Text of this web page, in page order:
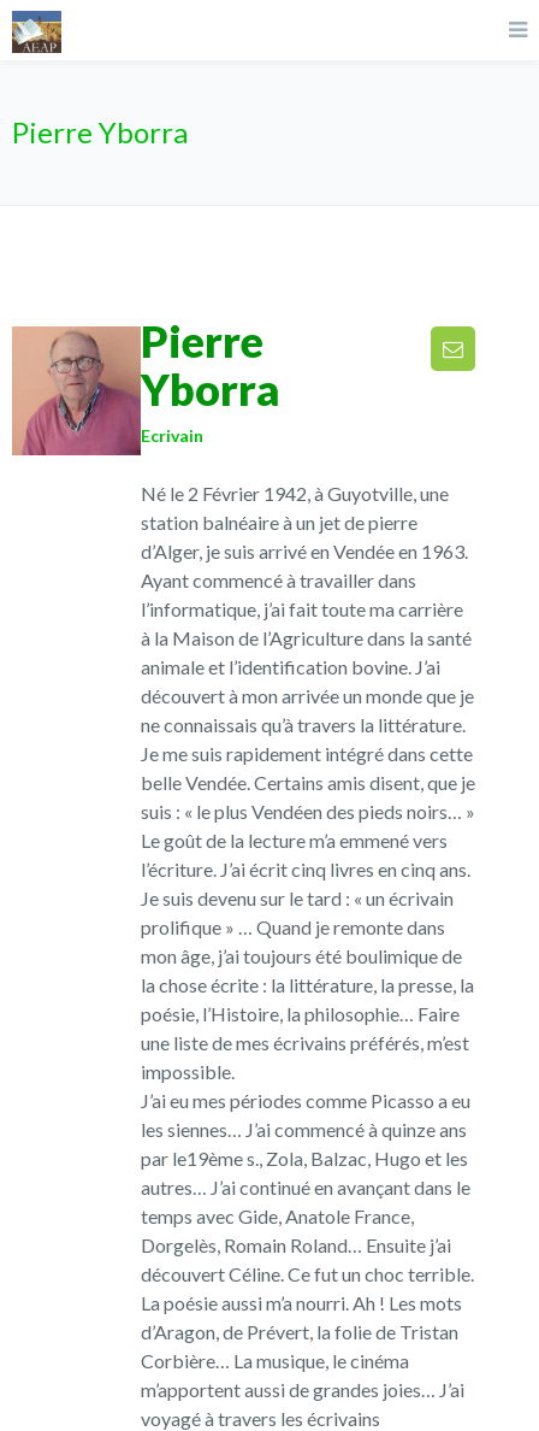
Pierre Yborra
Pierre
Yborra
Ecrivain
Né le 2 Février 1942, à Guyotville, une
station balnéaire à un jet de pierre
d’Alger, je suis arrivé en Vendée en 1963.
Ayant commencé à travailler dans
l’informatique, j’ai fait toute ma carrière
à la Maison de l’Agriculture dans la santé
animale et l’identification bovine. J’ai
découvert à mon arrivée un monde que je
ne connaissais qu’à travers la littérature.
Je me suis rapidement intégré dans cette
belle Vendée. Certains amis disent, que je
suis : « le plus Vendéen des pieds noirs… »
Le goût de la lecture m’a emmené vers
l’écriture. J’ai écrit cinq livres en cinq ans.
Je suis devenu sur le tard : « un écrivain
prolifique » … Quand je remonte dans
mon âge, j’ai toujours été boulimique de
la chose écrite : la littérature, la presse, la
poésie, l’Histoire, la philosophie… Faire
une liste de mes écrivains préférés, m’est
impossible.
J’ai eu mes périodes comme Picasso a eu
les siennes… J’ai commencé à quinze ans
par le19ème s., Zola, Balzac, Hugo et les
autres… J’ai continué en avançant dans le
temps avec Gide, Anatole France,
Dorgelès, Romain Roland… Ensuite j’ai
découvert Céline. Ce fut un choc terrible.
La poésie aussi m’a nourri. Ah ! Les mots
d’Aragon, de Prévert, la folie de Tristan
Corbière… La musique, le cinéma
m’apportent aussi de grandes joies… J’ai
voyagé à travers les écrivains